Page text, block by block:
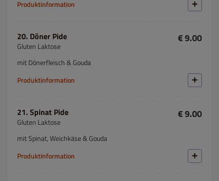
Produktinformation
20. Döner Pide
Gluten Laktose
€ 9.00
mit Dönerfleisch & Gouda
Produktinformation
21. Spinat Pide
Gluten Laktose
€ 9.00
mit Spinat, Weichkäse & Gouda
Produktinformation